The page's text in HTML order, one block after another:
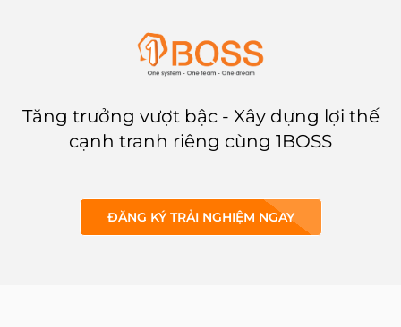
Tăng trưởng vượt bậc - Xây dựng lợi thế
cạnh tranh riêng cùng 1BOSS
ĐĂNG KÝ TRẢI NGHIỆM NGAY